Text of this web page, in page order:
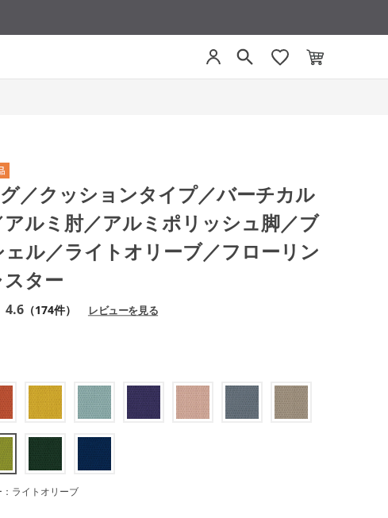
／クッションタイプ／バーチカル
アルミ肘／アルミポリッシュ脚／ブ
ェル／ライトオリーブ／フローリン
ター
4.6 （174件） レビューを見る
ライトオリーブ